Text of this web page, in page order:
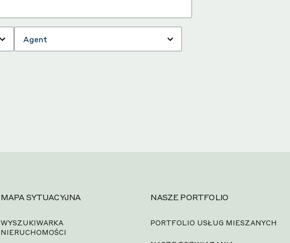
MAPA SYTUACYJNA
WYSZUKIWARKA
NIERUCHOMOŚCI
NASZE PORTFOLIO
PORTFOLIO USŁUG MIESZANYCH